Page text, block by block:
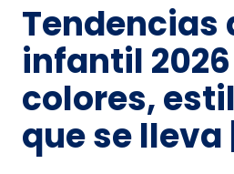
Tendencias
infantil 2026
colores,
que se lleva
2.
zapatillas niño
3.
medias
4.
sandalias
5.
sandalias niña
6
bebe